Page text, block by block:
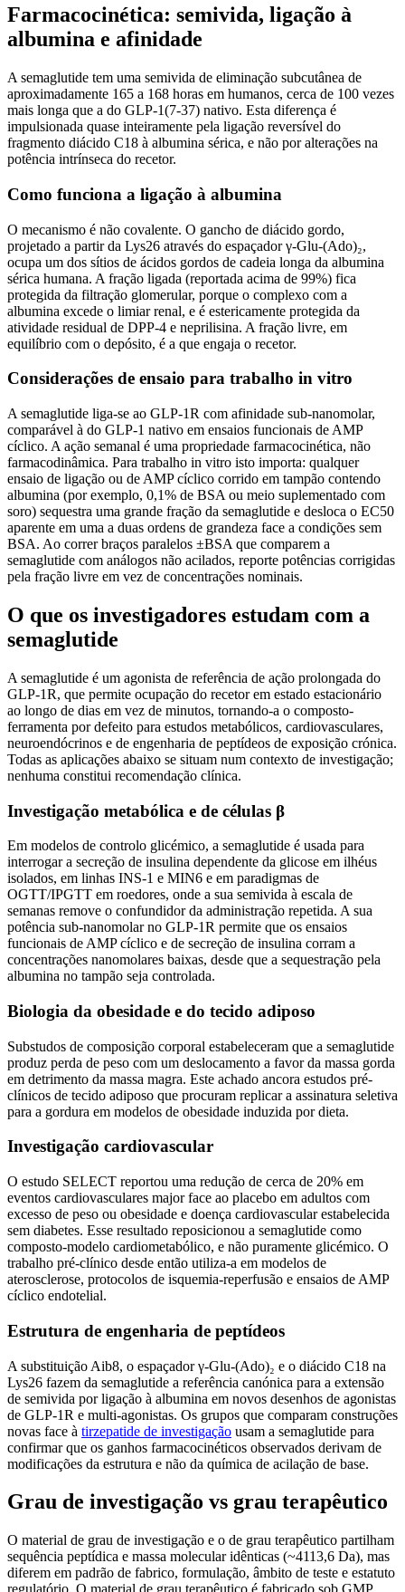
Farmacocinética: semivida, ligação à
albumina e afinidade
A semaglutide tem uma semivida de eliminação subcutânea de
aproximadamente 165 a 168 horas em humanos, cerca de 100 vezes
mais longa que a do GLP-1(7-37) nativo. Esta diferença é
impulsionada quase inteiramente pela ligação reversível do
fragmento diácido C18 à albumina sérica, e não por alterações na
potência intrínseca do recetor.
Como funciona a ligação à albumina
O mecanismo é não covalente. O gancho de diácido gordo,
projetado a partir da Lys26 através do espaçador γ-Glu-(Ado)₂,
ocupa um dos sítios de ácidos gordos de cadeia longa da albumina
sérica humana. A fração ligada (reportada acima de 99%) fica
protegida da filtração glomerular, porque o complexo com a
albumina excede o limiar renal, e é estericamente protegida da
atividade residual de DPP-4 e neprilisina. A fração livre, em
equilíbrio com o depósito, é a que engaja o recetor.
Considerações de ensaio para trabalho in vitro
A semaglutide liga-se ao GLP-1R com afinidade sub-nanomolar,
comparável à do GLP-1 nativo em ensaios funcionais de AMP
cíclico. A ação semanal é uma propriedade farmacocinética, não
farmacodinâmica. Para trabalho in vitro isto importa: qualquer
ensaio de ligação ou de AMP cíclico corrido em tampão contendo
albumina (por exemplo, 0,1% de BSA ou meio suplementado com
soro) sequestra uma grande fração da semaglutide e desloca o EC50
aparente em uma a duas ordens de grandeza face a condições sem
BSA. Ao correr braços paralelos ±BSA que comparem a
semaglutide com análogos não acilados, reporte potências corrigidas
pela fração livre em vez de concentrações nominais.
O que os investigadores estudam com a
semaglutide
A semaglutide é um agonista de referência de ação prolongada do
GLP-1R, que permite ocupação do recetor em estado estacionário
ao longo de dias em vez de minutos, tornando-a o composto-
ferramenta por defeito para estudos metabólicos, cardiovasculares,
neuroendócrinos e de engenharia de peptídeos de exposição crónica.
Todas as aplicações abaixo se situam num contexto de investigação;
nenhuma constitui recomendação clínica.
Investigação metabólica e de células β
Em modelos de controlo glicémico, a semaglutide é usada para
interrogar a secreção de insulina dependente da glicose em ilhéus
isolados, em linhas INS-1 e MIN6 e em paradigmas de
OGTT/IPGTT em roedores, onde a sua semivida à escala de
semanas remove o confundidor da administração repetida. A sua
potência sub-nanomolar no GLP-1R permite que os ensaios
funcionais de AMP cíclico e de secreção de insulina corram a
concentrações nanomolares baixas, desde que a sequestração pela
albumina no tampão seja controlada.
Biologia da obesidade e do tecido adiposo
Substudos de composição corporal estabeleceram que a semaglutide
produz perda de peso com um deslocamento a favor da massa gorda
em detrimento da massa magra. Este achado ancora estudos pré-
clínicos de tecido adiposo que procuram replicar a assinatura seletiva
para a gordura em modelos de obesidade induzida por dieta.
Investigação cardiovascular
O estudo SELECT reportou uma redução de cerca de 20% em
eventos cardiovasculares major face ao placebo em adultos com
excesso de peso ou obesidade e doença cardiovascular estabelecida
sem diabetes. Esse resultado reposicionou a semaglutide como
composto-modelo cardiometabólico, e não puramente glicémico. O
trabalho pré-clínico desde então utiliza-a em modelos de
aterosclerose, protocolos de isquemia-reperfusão e ensaios de AMP
cíclico endotelial.
Estrutura de engenharia de peptídeos
A substituição Aib8, o espaçador γ-Glu-(Ado)₂ e o diácido C18 na
Lys26 fazem da semaglutide a referência canónica para a extensão
de semivida por ligação à albumina em novos desenhos de agonistas
de GLP-1R e multi-agonistas. Os grupos que comparam construções
novas face à tirzepatide de investigação usam a semaglutide para
confirmar que os ganhos farmacocinéticos observados derivam de
modificações da estrutura e não da química de acilação de base.
Grau de investigação vs grau terapêutico
O material de grau de investigação e o de grau terapêutico partilham
sequência peptídica e massa molecular idênticas (~4113,6 Da), mas
diferem em padrão de fabrico, formulação, âmbito de teste e estatuto